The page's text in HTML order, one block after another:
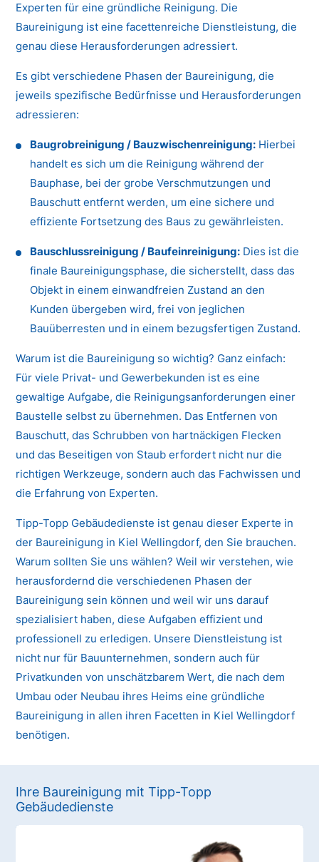
Experten für eine gründliche Reinigung. Die
Baureinigung ist eine facettenreiche Dienstleistung, die
genau diese Herausforderungen adressiert.
Es gibt verschiedene Phasen der Baureinigung, die
jeweils spezifische Bedürfnisse und Herausforderungen
adressieren:
Baugrobreinigung / Bauzwischenreinigung: Hierbei
handelt es sich um die Reinigung während der
Bauphase, bei der grobe Verschmutzungen und
Bauschutt entfernt werden, um eine sichere und
effiziente Fortsetzung des Baus zu gewährleisten.
Bauschlussreinigung / Baufeinreinigung: Dies ist die
finale Baureinigungsphase, die sicherstellt, dass das
Objekt in einem einwandfreien Zustand an den
Kunden übergeben wird, frei von jeglichen
Bauüberresten und in einem bezugsfertigen Zustand.
Warum ist die Baureinigung so wichtig? Ganz einfach:
Für viele Privat- und Gewerbekunden ist es eine
gewaltige Aufgabe, die Reinigungsanforderungen einer
Baustelle selbst zu übernehmen. Das Entfernen von
Bauschutt, das Schrubben von hartnäckigen Flecken
und das Beseitigen von Staub erfordert nicht nur die
richtigen Werkzeuge, sondern auch das Fachwissen und
die Erfahrung von Experten.
Tipp-Topp Gebäudedienste ist genau dieser Experte in
der Baureinigung in Kiel Wellingdorf, den Sie brauchen.
Warum sollten Sie uns wählen? Weil wir verstehen, wie
herausfordernd die verschiedenen Phasen der
Baureinigung sein können und weil wir uns darauf
spezialisiert haben, diese Aufgaben effizient und
professionell zu erledigen. Unsere Dienstleistung ist
nicht nur für Bauunternehmen, sondern auch für
Privatkunden von unschätzbarem Wert, die nach dem
Umbau oder Neubau ihres Heims eine gründliche
Baureinigung in allen ihren Facetten in Kiel Wellingdorf
benötigen.
Ihre Baureinigung mit Tipp-Topp
Gebäudedienste